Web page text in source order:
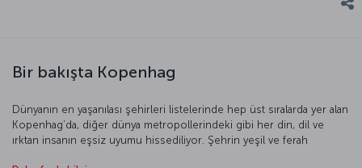
Bir bakışta Kopenhag
Dünyanın en yaşanılası şehirleri listelerinde hep üst sıralarda yer alan
Kopenhag’da, diğer dünya metropollerindeki gibi her din, dil ve
ırktan insanın eşsiz uyumu hissediliyor. Şehrin yeşil ve ferah